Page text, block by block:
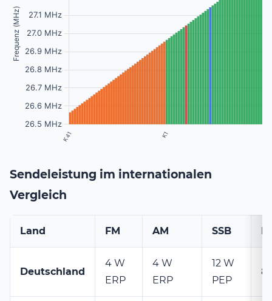
Sendeleistung im internationalen
Vergleich
Land FM AM SSB
Deutschland
4 W
ERP
4 W
ERP
12 W
PEP